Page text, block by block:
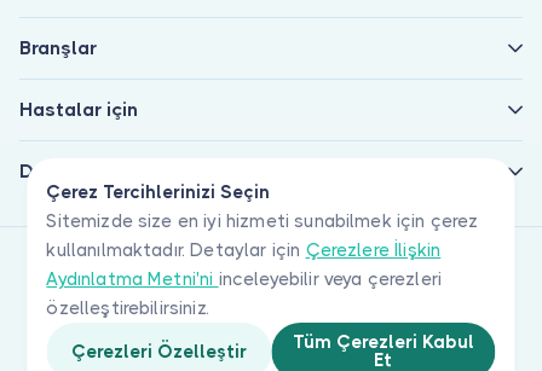
Çerez Tercihlerinizi Seçin
Sitemizde size en iyi hizmeti sunabilmek için çerez
kullanılmaktadır. Detaylar için Çerezlere İlişkin
Aydınlatma Metni'ni inceleyebilir veya çerezleri
özelleştirebilirsiniz.
Çerezleri Özelleştir
Tüm Çerezleri Kabul
Et
Branşlar
Hastalar için
Doktorlar için